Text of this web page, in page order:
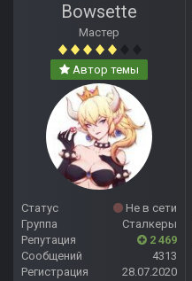
Bowsette
Мастер
Автор темы
Статус
Не в сети
Группа
Сталкеры
Репутация
2 469
Сообщений
4313
Регистрация
28.07.2020